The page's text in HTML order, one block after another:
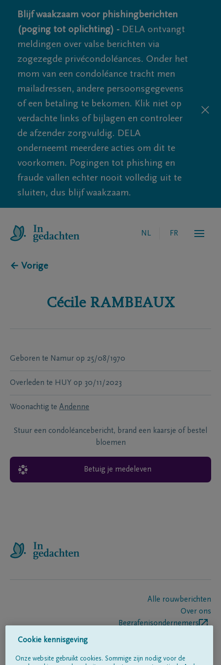
Blijf waakzaam voor phishingberichten
(poging tot oplichting) - DELA ontvangt
meldingen over valse berichten via
zogezegde privécondoléances. Onder het
mom van een condoléance tracht men
mailadressen, andere persoonsgegevens
of een betaling te bekomen. Klik niet op
verdachte links of bijlagen en controleer
de afzender zorgvuldig. DELA
onderneemt meerdere acties om dit te
voorkomen. Pogingen tot phishing en
fraude vallen echter nooit volledig uit te
sluiten, dus blijf waakzaam.
NL FR
← Vorige
Cécile RAMBEAUX
Geboren te Namur op 25/08/1970
Overleden te HUY op 30/11/2023
Woonachtig te Andenne
Stuur een condoléancebericht, brand een kaarsje of bestel
bloemen
Betuig je medeleven
Alle rouwberichten
Over ons
Begrafenisondernemers
Cookie kennisgeving
Onze website gebruikt cookies. Sommige zijn nodig voor de